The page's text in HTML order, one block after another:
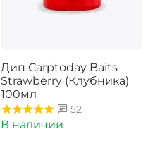
Дип Carptoday Baits
Strawberry (Клубника)
100мл
52
В наличии